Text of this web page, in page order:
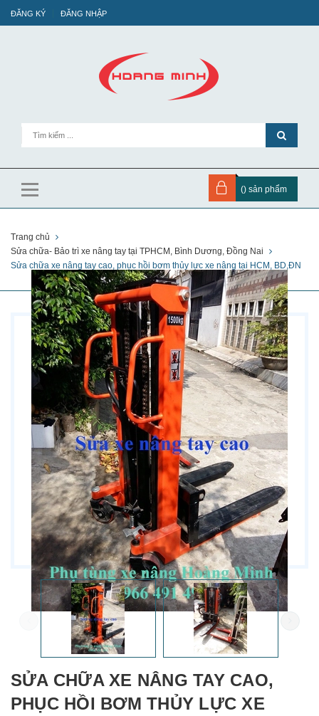
ĐĂNG KÝ ĐĂNG NHẬP
() sản phẩm
Trang chủ
Sửa chữa- Bảo trì xe nâng tay tại TPHCM, Bình Dương, Đồng Nai
Sửa chữa xe nâng tay cao, phục hồi bơm thủy lực xe nâng tại HCM, BD,ĐN
SỬA CHỮA XE NÂNG TAY CAO,
PHỤC HỒI BƠM THỦY LỰC XE